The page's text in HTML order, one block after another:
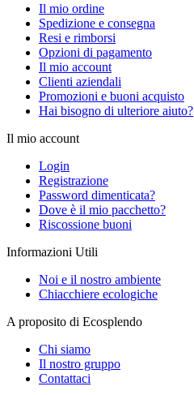
Il mio ordine
Spedizione e consegna
Resi e rimborsi
Opzioni di pagamento
Il mio account
Clienti aziendali
Promozioni e buoni acquisto
Hai bisogno di ulteriore aiuto?
Il mio account
Login
Registrazione
Password dimenticata?
Dove è il mio pacchetto?
Riscossione buoni
Informazioni Utili
Noi e il nostro ambiente
Chiacchiere ecologiche
A proposito di Ecosplendo
Chi siamo
Il nostro gruppo
Contattaci